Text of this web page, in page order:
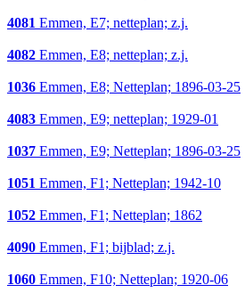
4081 Emmen, E7; netteplan; z.j.
4082 Emmen, E8; netteplan; z.j.
1036 Emmen, E8; Netteplan; 1896-03-25
4083 Emmen, E9; netteplan; 1929-01
1037 Emmen, E9; Netteplan; 1896-03-25
1051 Emmen, F1; Netteplan; 1942-10
1052 Emmen, F1; Netteplan; 1862
4090 Emmen, F1; bijblad; z.j.
1060 Emmen, F10; Netteplan; 1920-06